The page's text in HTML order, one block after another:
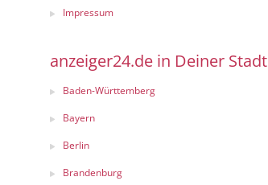
Impressum
anzeiger24.de in Deiner Stadt
Baden-Württemberg
Bayern
Berlin
Brandenburg